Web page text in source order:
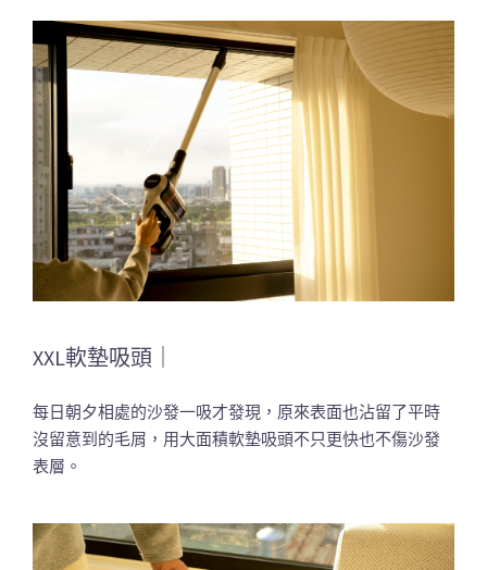
XXL軟墊吸頭｜
每日朝夕相處的沙發一吸才發現，原來表面也沾留了平時
沒留意到的毛屑，用大面積軟墊吸頭不只更快也不傷沙發
表層。